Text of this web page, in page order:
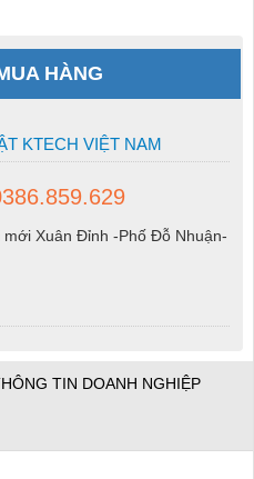
HÀNG
KTECH VIỆT NAM
mới Xuân Đỉnh -Phố Đỗ Nhuận-
TIN DOANH NGHIỆP